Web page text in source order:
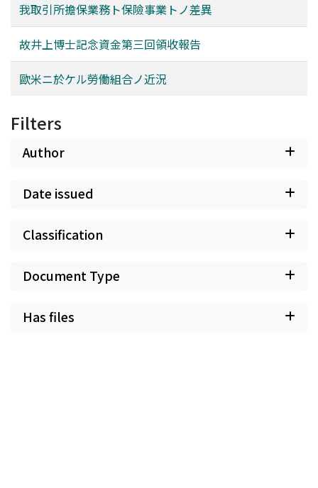
我取引所擔保業務ト保險事業トノ差異
故井上博士記念資金第三回領收報告
歐米ニ於ケル勞働組合ノ近況
Filters
Author
Date issued
Classification
Document Type
Has files